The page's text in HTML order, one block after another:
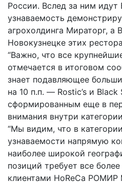
России. Вслед за ним
узнаваемость
агрохолдинга Мираторг, а
Новокузнецке этих
“Важно, что все
отмечается в итоговом
знает подавляющее
на 10 п.п. — Rostic’s и
сформированным еще в
внимания внутри
“Мы видим, что в
узнаваемости напрямую
наиболее широкой
позиций требует все
клиентами HoReCa РОМИР